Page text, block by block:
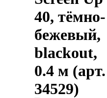
40, тёмно-
бежевый,
blackout,
0.4 м (арт.
34529)